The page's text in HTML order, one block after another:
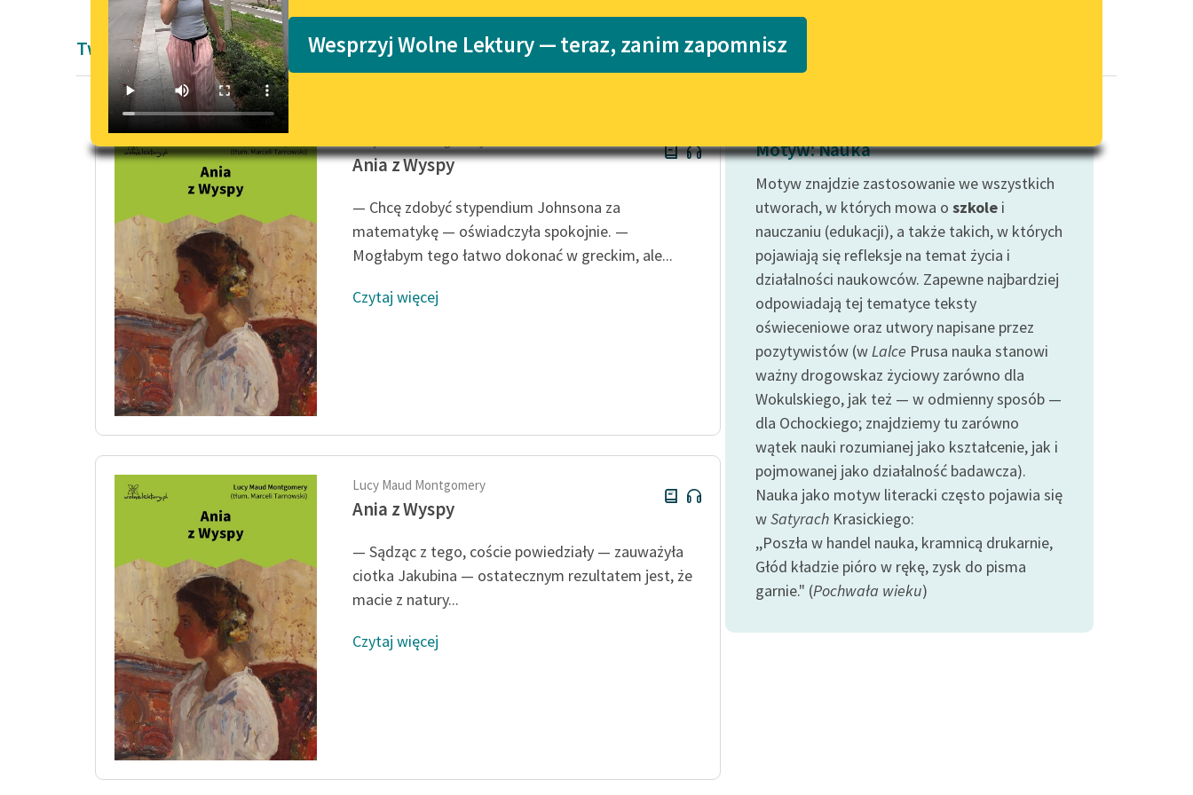
Lektury szkolne i klasyka
literatury do słuchania dla
E-kolekcja lektur szkolnych i
literatury do słuchania dla
niepełnosprawnościami
Feministyczne inspiracje.
Popularyzacja skandynawskiej
literatury feministycznej
Katalog
Katalog w formacie PDF
wrażliwych
Deklaracja dostępności
Wesprzyj Wolne Lektury — teraz, zanim zapomnisz
Twórczość Lucy Maud Montgomery
Ania z Wyspy
— Chcę zdobyć stypendium Johnsona za
matematykę — oświadczyła spokojnie. —
Mogłabym tego łatwo dokonać w greckim, ale...
Czytaj więcej
Lucy Maud Montgomery
Ania z Wyspy
— Sądząc z tego, coście powiedziały — zauważyła
ciotka Jakubina — ostatecznym rezultatem jest, że
macie z natury...
Czytaj więcej
Motyw: Nauka
Motyw znajdzie zastosowanie we wszystkich
utworach, w których mowa o szkole i
nauczaniu (edukacji), a także takich, w których
pojawiają się refleksje na temat życia i
działalności naukowców. Zapewne najbardziej
odpowiadają tej tematyce teksty
oświeceniowe oraz utwory napisane przez
pozytywistów (wLalce Prusa nauka stanowi
ważny drogowskaz życiowy zarówno dla
Wokulskiego, jak też — w odmienny sposób —
dla Ochockiego; znajdziemy tu zarówno
wątek nauki rozumianej jako kształcenie, jak i
pojmowanej jako działalność badawcza).
Nauka jako motyw literacki często pojawia się
wSatyrach Krasickiego:
,,Poszła w handel nauka, kramnicą drukarnie,
Głód kładzie pióro w rękę, zysk do pisma
garnie." (Pochwała wieku)